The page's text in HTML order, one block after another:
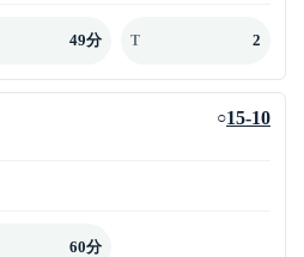
49分 T 2
○15-10
60分